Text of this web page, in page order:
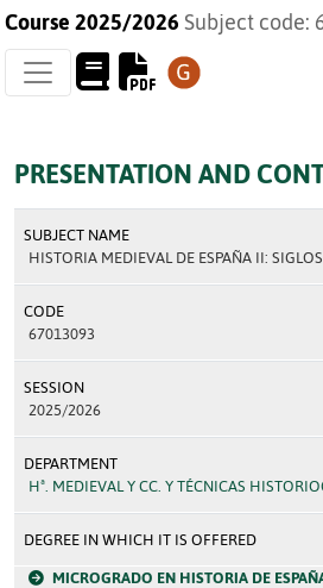
Course 2025/2026 Subject code:
PRESENTATION AND
SUBJECT NAME
HISTORIA MEDIEVAL DE ESPAÑA II:
CODE
67013093
SESSION
2025/2026
DEPARTMENT
Hª. MEDIEVAL Y CC. Y TÉCNICAS
DEGREE IN WHICH IT IS OFFERED
MICROGRADO EN HISTORIA DE